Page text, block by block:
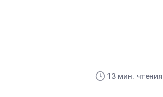
13 мин. чтения